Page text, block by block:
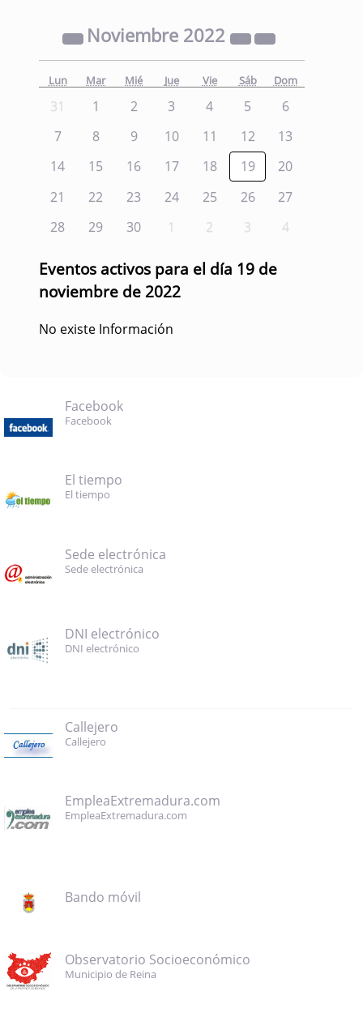
Noviembre 2022
Lun Mar Mié Jue Vie Sáb Dom
31 1 2 3 4 5
6
7
8 9 10 11 12
13
14
15 16 17 18 19
20
21
22 23 24 25 26
27
28
29 30 1 2 3 4
Eventos activos para el día 19 de
noviembre de 2022
No existe Información
Facebook
Facebook
El tiempo
El tiempo
Sede electrónica
Sede electrónica
DNI electrónico
DNI electrónico
Callejero
Callejero
EmpleaExtremadura.com
EmpleaExtremadura.com
Bando móvil
Observatorio Socioeconómico
Municipio de Reina